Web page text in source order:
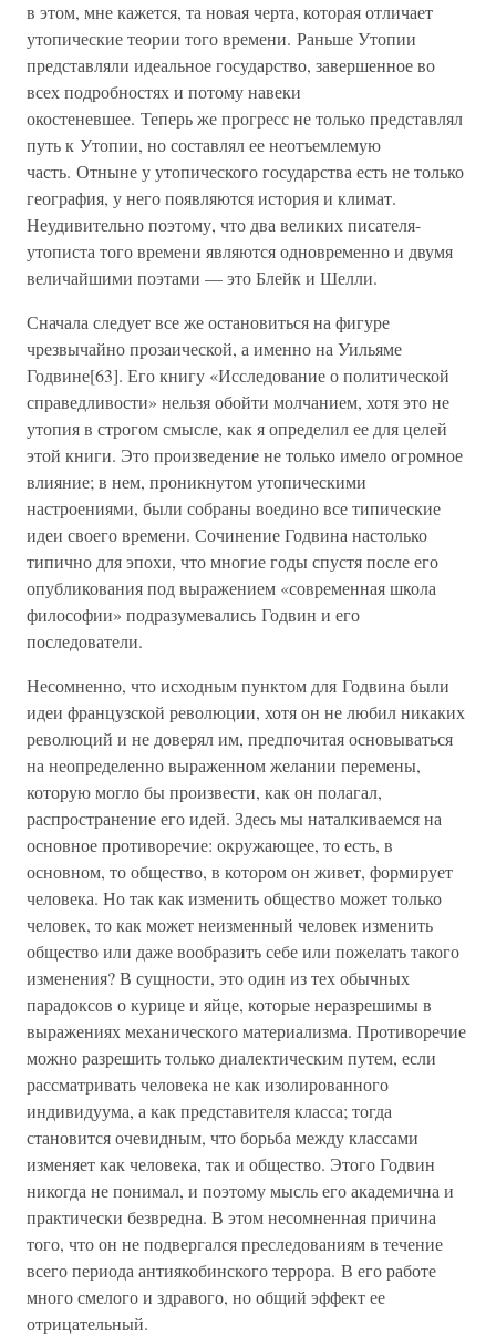
в этом, мне кажется, та новая черта, которая отличает
утопические теории того времени. Раньше Утопии
представляли идеальное государство, завершенное во
всех подробностях и потому навеки
окостеневшее. Теперь же прогресс не только представлял
путь к Утопии, но составлял ее неотъемлемую
часть. Отныне у утопического государства есть не только
география, у него появляются история и климат.
Неудивительно поэтому, что два великих писателя-
утописта того времени являются одновременно и двумя
величайшими поэтами — это Блейк и Шелли.
Сначала следует все же остановиться на фигуре
чрезвычайно прозаической, а именно на Уильяме
Годвине[63]. Его книгу «Исследование о политической
справедливости» нельзя обойти молчанием, хотя это не
утопия в строгом смысле, как я определил ее для целей
этой книги. Это произведение не только имело огромное
влияние; в нем, проникнутом утопическими
настроениями, были собраны воедино все типические
идеи своего времени. Сочинение Годвина настолько
типично для эпохи, что многие годы спустя после его
опубликования под выражением «современная школа
философии» подразумевались Годвин и его
последователи.
Несомненно, что исходным пунктом для Годвина были
идеи французской революции, хотя он не любил никаких
революций и не доверял им, предпочитая основываться
на неопределенно выраженном желании перемены,
которую могло бы произвести, как он полагал,
распространение его идей. Здесь мы наталкиваемся на
основное противоречие: окружающее, то есть, в
основном, то общество, в котором он живет, формирует
человека. Но так как изменить общество может только
человек, то как может неизменный человек изменить
общество или даже вообразить себе или пожелать такого
изменения? В сущности, это один из тех обычных
парадоксов о курице и яйце, которые неразрешимы в
выражениях механического материализма. Противоречие
можно разрешить только диалектическим путем, если
рассматривать человека не как изолированного
индивидуума, а как представителя класса; тогда
становится очевидным, что борьба между классами
изменяет как человека, так и общество. Этого Годвин
никогда не понимал, и поэтому мысль его академична и
практически безвредна. В этом несомненная причина
того, что он не подвергался преследованиям в течение
всего периода антиякобинского террора. В его работе
много смелого и здравого, но общий эффект ее
отрицательный.